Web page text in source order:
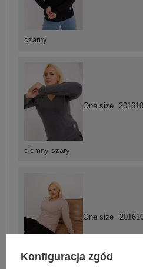
ciemny szary
One size
beżowy
One size
czarny
Konfiguracja zgód